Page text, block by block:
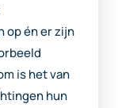
op én er zijn
is het van
hun